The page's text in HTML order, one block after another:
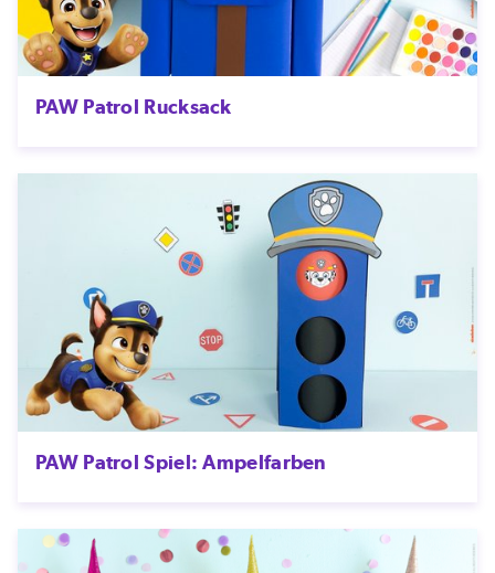
PAW Patrol Rucksack
PAW Patrol Spiel: Ampelfarben